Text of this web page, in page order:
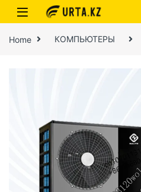
Home КОМПЬЮТЕРЫ